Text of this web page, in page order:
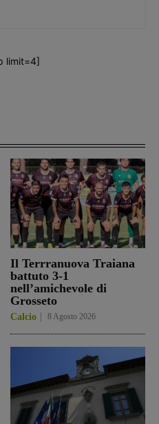
Il Terrranuova Traiana
battuto 3-1
nell’amichevole di
Grosseto
Calcio 8 Agosto 2026
limit=4]